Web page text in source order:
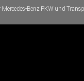
Benz PKW und